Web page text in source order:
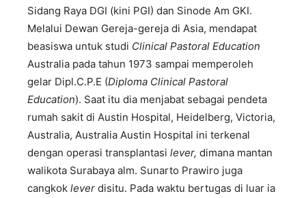
Sidang Raya DGI (kini PGI) dan Sinode Am GKI.
Melalui Dewan Gereja-gereja di Asia, mendapat
beasiswa untuk studi Clinical Pastoral Education
Australia pada tahun 1973 sampai memperoleh
gelar Dipl.C.P.E (Diploma Clinical Pastoral
Education). Saat itu dia menjabat sebagai pendeta
rumah sakit di Austin Hospital, Heidelberg, Victoria,
Australia, Australia Austin Hospital ini terkenal
dengan operasi transplantasi lever, dimana mantan
walikota Surabaya alm. Sunarto Prawiro juga
cangkok lever disitu. Pada waktu bertugas di luar ia